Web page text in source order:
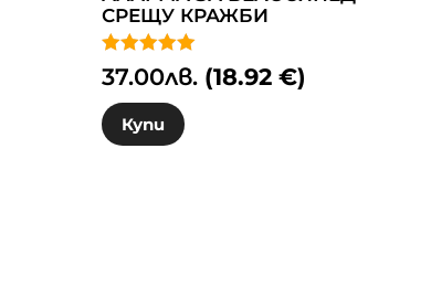
СРЕЩУ КРАЖБИ
Оценено с
4.98
от 5
37.00лв. (18.92 €)
Купи